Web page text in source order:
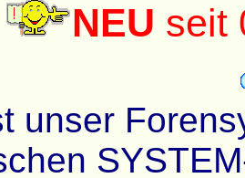
NEU seit
unser